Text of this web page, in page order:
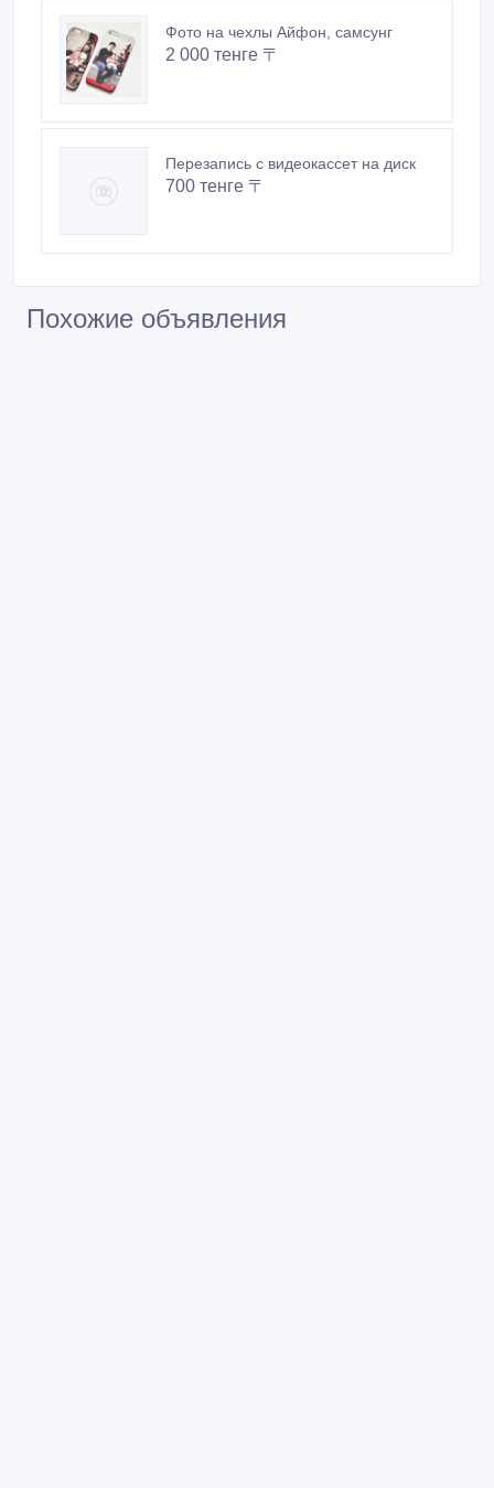
Фото на чехлы Айфон, самсунг
2 000 тенге 〒
Перезапись с видеокассет на диск
700 тенге 〒
Похожие объявления